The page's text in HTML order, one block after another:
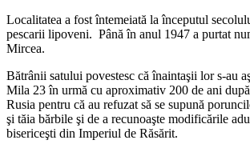
Localitatea a fost întemeiată la începutul
pescarii lipoveni. Până în anul 1947 a purtat
Mircea.
Bătrânii satului povestesc că înaintaşii lor s-au
Mila 23 în urmă cu aproximativ 200 de ani
Rusia pentru că au refuzat să se supună
şi tăia bărbile şi de a recunoaşte modificările
bisericeşti din Imperiul de Răsărit.